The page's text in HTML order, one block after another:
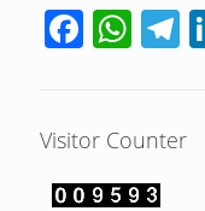
Visitor Counter
Desak